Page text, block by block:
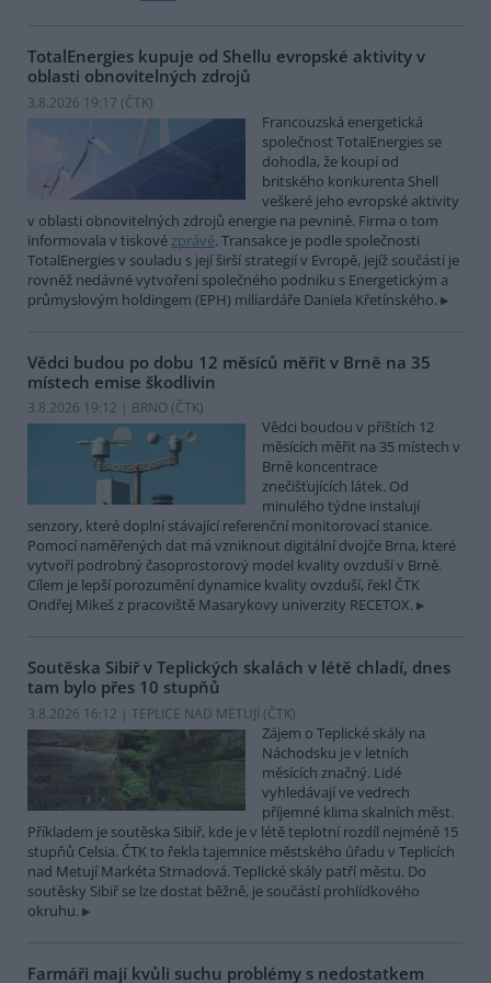
TotalEnergies kupuje od Shellu evropské aktivity v
oblasti obnovitelných zdrojů
3.8.2026 19:17 (ČTK)
Francouzská energetická
společnost TotalEnergies se
dohodla, že koupí od
britského konkurenta Shell
veškeré jeho evropské aktivity
v oblasti obnovitelných zdrojů energie na pevnině. Firma o tom
informovala v tiskovézprávě. Transakce je podle společnosti
TotalEnergies v souladu s její širší strategií v Evropě, jejíž součástí je
rovněž nedávné vytvoření společného podniku s Energetickým a
průmyslovým holdingem (EPH) miliardáře Daniela Křetínského.
Vědci budou po dobu 12 měsíců měřit v Brně na 35
místech emise škodlivin
3.8.2026 19:12 | BRNO (ČTK)
Vědci boudou v příštích 12
měsících měřit na 35 místech v
Brně koncentrace
znečišťujících látek. Od
minulého týdne instalují
senzory, které doplní stávající referenční monitorovací stanice.
Pomocí naměřených dat má vzniknout digitální dvojče Brna, které
vytvoří podrobný časoprostorový model kvality ovzduší v Brně.
Cílem je lepší porozumění dynamice kvality ovzduší, řekl ČTK
Ondřej Mikeš z pracoviště Masarykovy univerzity RECETOX.
Soutěska Sibiř v Teplických skalách v létě chladí, dnes
tam bylo přes 10 stupňů
3.8.2026 16:12 | TEPLICE NAD METUJÍ (ČTK)
Zájem o Teplické skály na
Náchodsku je v letních
měsících značný. Lidé
vyhledávají ve vedrech
příjemné klima skalních měst.
Příkladem je soutěska Sibiř, kde je v létě teplotní rozdíl nejméně 15
stupňů Celsia. ČTK to řekla tajemnice městského úřadu v Teplicích
nad Metují Markéta Strnadová. Teplické skály patří městu. Do
soutěsky Sibiř se lze dostat běžně, je součástí prohlídkového
okruhu.
Farmáři mají kvůli suchu problémy s nedostatkem